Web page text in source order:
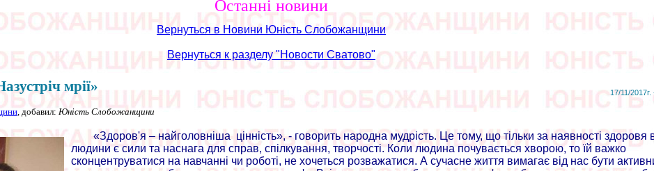
Останні новини
Вернуться в Новини Юність Слобожанщини
Вернуться к разделу "Новости Сватово"
мрії»
, добавил: Юність Слобожанщини
17/11/
«Здоров'я – найголовніша цінність», - говорить народна мудрість. Це тому, що тільки за наявності здоровя
людини є сили та наснага для справ, спілкування, творчості. Коли людина почувається хворою, то їй важко
сконцентруватися на навчанні чи роботі, не хочеться розважатися. А сучасне життя вимагає від нас бути